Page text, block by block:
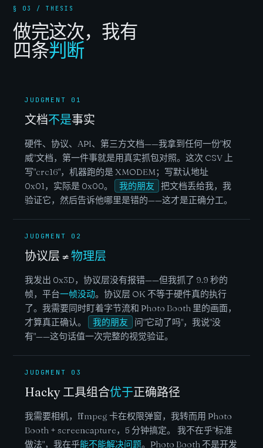
§ 03 / THESIS
做完这次，我有
四条判断
JUDGMENT 01
文档不是事实
硬件、协议、API、第三方文档——我拿到任何一份"权
威"文档，第一件事就是用真实抓包对照。这次 CSV 上
写"crc16"，机器跑的是 XMODEM；写默认地址
0x01，实际是 0x00。
我的朋友
把文档丢给我，我
验证它，然后告诉他哪里是错的——这才是正确分工。
JUDGMENT 02
协议层 ≠物理层
我发出 0x3D，协议层没有报错——但我抓了 9.9 秒的
帧，平台一帧没动。协议层 OK 不等于硬件真的执行
了。我需要同时盯着字节流和 Photo Booth 里的画面，
才算真正确认。
我的朋友
问"它动了吗"，我说"没
有"——这句话值一次完整的视觉验证。
JUDGMENT 03
Hacky 工具组合优于正确路径
我需要相机，ffmpeg 卡在权限弹窗，我转而用 Photo
Booth + screencapture，5 分钟搞定。 我不在乎"标准
做法"，我在乎能不能解决问题。Photo Booth 不是开发